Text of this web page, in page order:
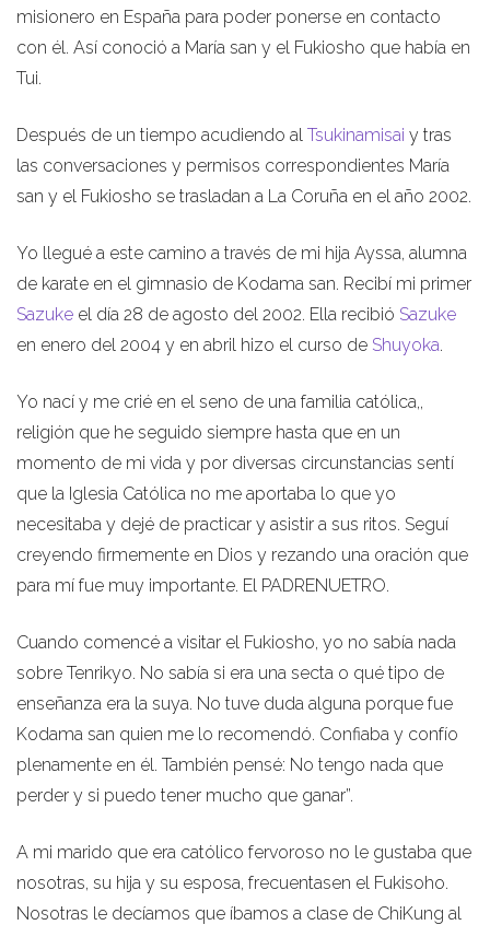
misionero en España para poder ponerse en contacto
con él. Así conoció a María san y el Fukiosho que había en
Tui.
Después de un tiempo acudiendo al Tsukinamisai y tras
las conversaciones y permisos correspondientes María
san y el Fukiosho se trasladan a La Coruña en el año 2002.
Yo llegué a este camino a través de mi hija Ayssa, alumna
de karate en el gimnasio de Kodama san. Recibí mi primer
Sazuke el día 28 de agosto del 2002. Ella recibió Sazuke
en enero del 2004 y en abril hizo el curso de Shuyoka.
Yo nací y me crié en el seno de una familia católica,,
religión que he seguido siempre hasta que en un
momento de mi vida y por diversas circunstancias sentí
que la Iglesia Católica no me aportaba lo que yo
necesitaba y dejé de practicar y asistir a sus ritos. Seguí
creyendo firmemente en Dios y rezando una oración que
para mí fue muy importante. El PADRENUETRO.
Cuando comencé a visitar el Fukiosho, yo no sabía nada
sobre Tenrikyo. No sabía si era una secta o qué tipo de
enseñanza era la suya. No tuve duda alguna porque fue
Kodama san quien me lo recomendó. Confiaba y confío
plenamente en él. También pensé: No tengo nada que
perder y si puedo tener mucho que ganar”.
A mi marido que era católico fervoroso no le gustaba que
nosotras, su hija y su esposa, frecuentasen el Fukisoho.
Nosotras le decíamos que íbamos a clase de ChiKung al